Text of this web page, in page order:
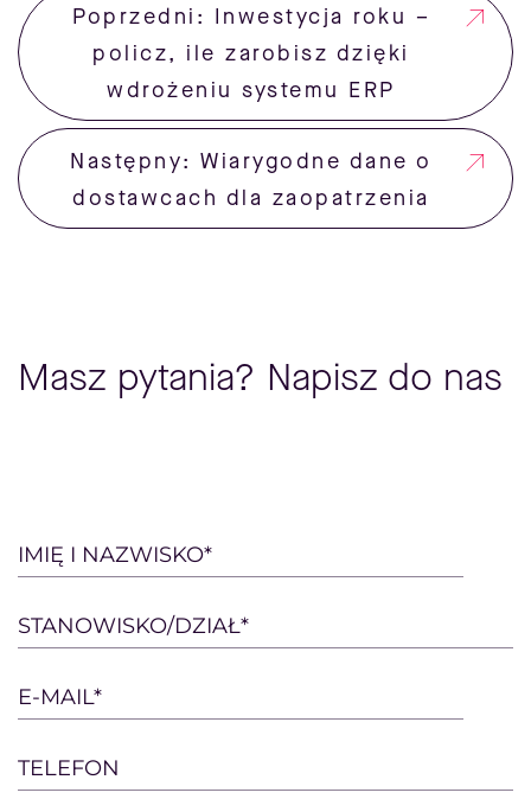
Poprzedni: Inwestycja roku –
policz, ile zarobisz dzięki
wdrożeniu systemu ERP
Następny: Wiarygodne dane o
dostawcach dla zaopatrzenia
Masz pytania? Napisz do nas
Please
this
field
empty.
IMIĘ I NAZWISKO*
STANOWISKO/DZIAŁ*
E-MAIL*
TELEFON